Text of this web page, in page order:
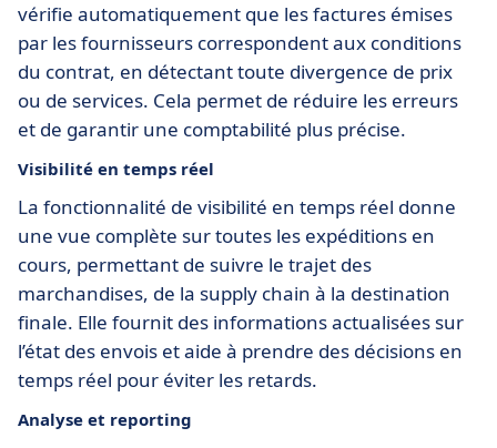
vérifie automatiquement que les factures émises
par les fournisseurs correspondent aux conditions
du contrat, en détectant toute divergence de prix
ou de services. Cela permet de réduire les erreurs
et de garantir une comptabilité plus précise.
Visibilité en temps réel
La fonctionnalité de visibilité en temps réel donne
une vue complète sur toutes les expéditions en
cours, permettant de suivre le trajet des
marchandises, de la supply chain à la destination
finale. Elle fournit des informations actualisées sur
l’état des envois et aide à prendre des décisions en
temps réel pour éviter les retards.
Analyse et reporting